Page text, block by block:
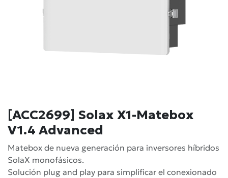
[ACC2699] Solax X1-Matebox
V1.4 Advanced
Matebox de nueva generación para inversores híbridos
SolaX monofásicos.
Solución plug and play para simplificar el conexionado